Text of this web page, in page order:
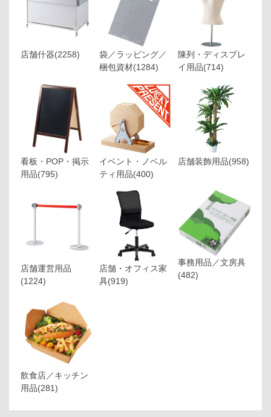
店舗什器(2258)
袋／ラッピング／
梱包資材(1284)
陳列・ディスプレ
イ用品(714)
看板・POP・掲示
用品(795)
イベント・ノベル
ティ用品(400)
店舗装飾用品(958)
店舗運営用品
(1224)
店舗・オフィス家
具(919)
事務用品／文房具
(482)
飲食店／キッチン
用品(281)